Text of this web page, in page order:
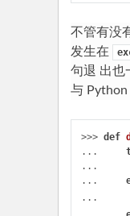
不管有没
发生在
句退 出也
与 Python
>>> def
...
...
...
...